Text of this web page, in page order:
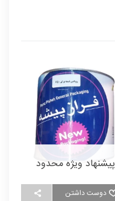
دوست داشتن
پیشنهاد ویژه محدود